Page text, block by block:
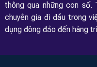
thông qua những con
chuyên gia đi đầu trong
dụng đông đảo đến hàng